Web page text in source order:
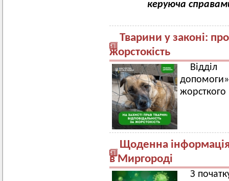
керуюча
Тварини у законі:
жорстокість
Щоденна інформація
в Миргороді
З